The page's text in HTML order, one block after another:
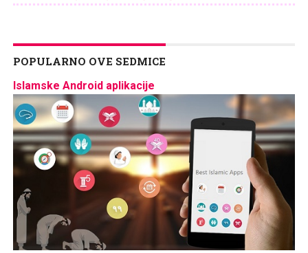
POPULARNO OVE SEDMICE
Islamske Android aplikacije